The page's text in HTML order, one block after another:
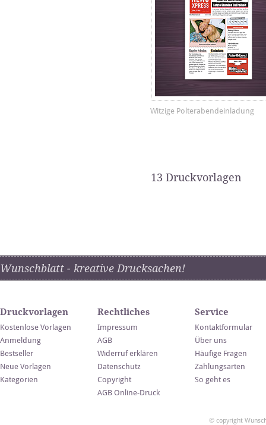
Witzige Polterabendeinladung
13 Druckvorlagen
Wunschblatt - kreative Drucksachen!
Druckvorlagen
Kostenlose Vorlagen
Anmeldung
Bestseller
Neue Vorlagen
Kategorien
Rechtliches
Impressum
AGB
Widerruf erklären
Datenschutz
Copyright
AGB Online-Druck
Service
Kontaktformular
Über uns
Häufige Fragen
Zahlungsarten
So geht es
© copyright